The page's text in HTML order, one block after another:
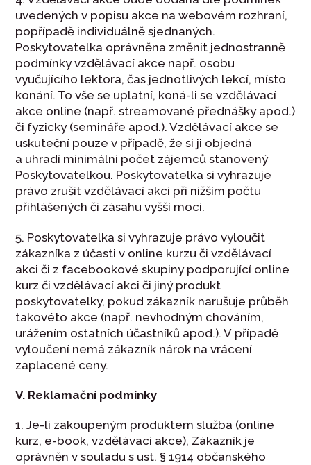
uvedených v popisu akce na webovém rozhraní,
popřípadě individuálně sjednaných.
Poskytovatelka oprávněna změnit jednostranně
podmínky vzdělávací akce např. osobu
vyučujícího lektora, čas jednotlivých lekcí, místo
konání. To vše se uplatní, koná-li se vzdělávací
akce online (např. streamované přednášky apod.)
či fyzicky (semináře apod.). Vzdělávací akce se
uskuteční pouze v případě, že si ji objedná
a uhradí minimální počet zájemců stanovený
Poskytovatelkou. Poskytovatelka si vyhrazuje
právo zrušit vzdělávací akci při nižším počtu
přihlášených či zásahu vyšší moci.
5. Poskytovatelka si vyhrazuje právo vyloučit
zákazníka z účasti v online kurzu či vzdělávací
akci či z facebookové skupiny podporující online
kurz či vzdělávací akci či jiný produkt
poskytovatelky, pokud zákazník narušuje průběh
takovéto akce (např. nevhodným chováním,
urážením ostatních účastníků apod.). V případě
vyloučení nemá zákazník nárok na vrácení
zaplacené ceny.
V. Reklamační podmínky
1. Je-li zakoupeným produktem služba (online
kurz, e-book, vzdělávací akce), Zákazník je
oprávněn v souladu s ust. § 1914 občanského